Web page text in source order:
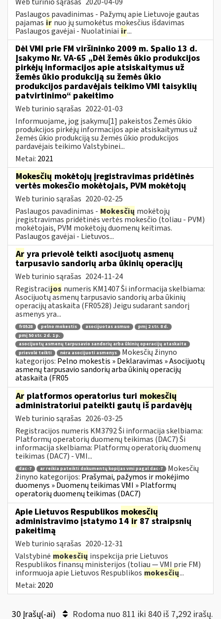
Paslaugos pavadinimas - Pažymų apie Lietuvoje gautas
pajamas ir nuo jų sumokėtus mokesčius išdavimas
Paslaugos gavėjai - Nuolatiniai ir...
Dėl VMI prie FM viršininko 2009 m. Spalio 13 d.
Įsakymo Nr. VA-65 „Dėl žemės ūkio produkcijos
pirkėjų informacijos apie atsiskaitymus už
žemės ūkio produkciją su žemės ūkio
produkcijos pardavėjais teikimo VMI taisyklių
patvirtinimo“ pakeitimo
Web turinio sąrašas 2022-01-03
Informuojame, jog įsakymu[1] pakeistos Žemės ūkio
produkcijos pirkėjų informacijos apie atsiskaitymus už
žemės ūkio produkciją su žemės ūkio produkcijos
pardavėjais teikimo Valstybinei...
Metai: 2021
Mokesčių mokėtojų įregistravimas pridėtinės
vertės mokesčio mokėtojais, PVM mokėtojų
Web turinio sąrašas 2020-02-25
Paslaugos pavadinimas - Mokesčių mokėtojų
įregistravimas pridėtinės vertės mokesčio (toliau - PVM)
mokėtojais, PVM mokėtojų duomenų keitimas.
Paslaugos gavėjai - Lietuvos...
Ar yra prievolė teikti asocijuotų asmenų
tarpusavio sandorių arba ūkinių operacijų
Web turinio sąrašas 2024-11-24
Registracijos numeris KM1407 Ši informacija skelbiama:
Asocijuotų asmenų tarpusavio sandorių arba ūkinių
operacijų ataskaita (FR0528) Jeigu sudarant sandorį
asmenys yra...
fr0528 pelno mokestis asocijuotas asmuo
pmį 2 str. 8 d.
pmį 50 str. 2 d. 1 p.
asocijuotų asmenų tarpusavio sandorių arba ūkinių operacijų ataskaita
prievolė teikti
nėra asocijuoti asmenys
Mokesčių žinyno
kategorijos: Pelno mokestis » Deklaravimas » Asocijuotų
asmenų tarpusavio sandorių arba ūkinių operacijų
ataskaita (FR05
Ar platformos operatorius turi mokesčių
administratoriui pateikti gautų iš pardavėjų
Web turinio sąrašas 2026-03-25
Registracijos numeris KM3792 Ši informacija skelbiama:
Platformų operatorių duomenų teikimas (DAC7) Ši
informacija skelbiama: Platformų operatorių duomenų
teikimas (DAC7) - VMI...
dac-7 ar reikia pateikti dokumentų kopijas vmi pagal dac-7
Mokesčių
žinyno kategorijos: Prašymai, pažymos ir mokėjimo
duomenys » Duomenų teikimas VMI » Platformų
operatorių duomenų teikimas (DAC7)
Apie Lietuvos Respublikos mokesčių
administravimo įstatymo 14ir87 straipsnių
pakeitimą
Web turinio sąrašas 2020-12-31
Valstybinė mokesčių inspekcija prie Lietuvos
Respublikos finansų ministerijos (toliau — VMI prie FM)
informuoja apie Lietuvos Respublikos mokesčių...
Metai: 2020
30 Įrašų(-ai) Rodoma nuo 811 iki 840 iš 7,292 irašų.